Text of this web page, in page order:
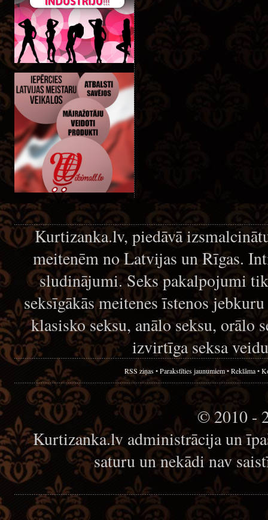
Kurtizanka.lv, piedāvā
meitenēm no Latvijas un Rīgas.
sludinājumi. Seks pakalpojumi
seksīgākās meitenes īstenos
klasisko seksu, anālo seksu, orālo
izvirtīga seksa
RSS ziņas•Parakstīties jaunumiem•Reklāma•
© 2010 -
Kurtizanka.lv administrācija un
saturu un nekādi nav